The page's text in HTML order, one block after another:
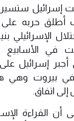
إسرائيل
أطلق حربه على
الإسرائيلي
في الأسابيع
أجبر إسرائيل
في بيروت وهي
إلى اتفاق.
أن القراءة